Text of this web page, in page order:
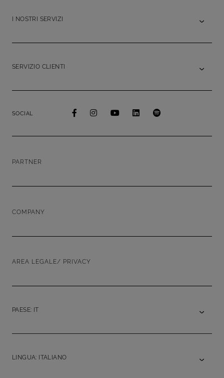
I NOSTRI SERVIZI
SERVIZIO CLIENTI
SOCIAL
PARTNER
COMPANY
AREA LEGALE/ PRIVACY
PAESE: IT
LINGUA: ITALIANO